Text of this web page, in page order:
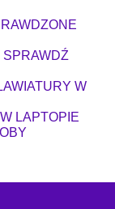
SPRAWDŹ
W
LAPTOPIE